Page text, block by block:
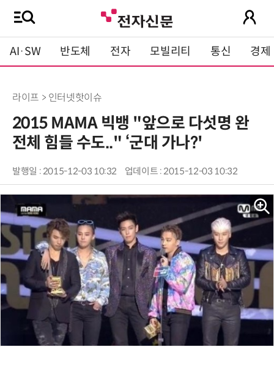
AI·SW 반도체 전자 모빌리티 통신 경제
라이프 > 인터넷핫이슈
2015 MAMA 빅뱅 "앞으로 다섯명 완
전체 힘들 수도.." ‘군대 가나?'
발행일 : 2015-12-03 10:32 업데이트 : 2015-12-03 10:32